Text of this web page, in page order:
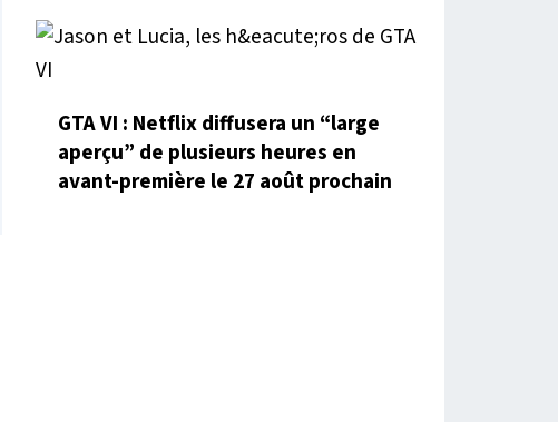
GTA VI : Netflix diffusera un “large
aperçu” de plusieurs heures en
avant-première le 27 août prochain